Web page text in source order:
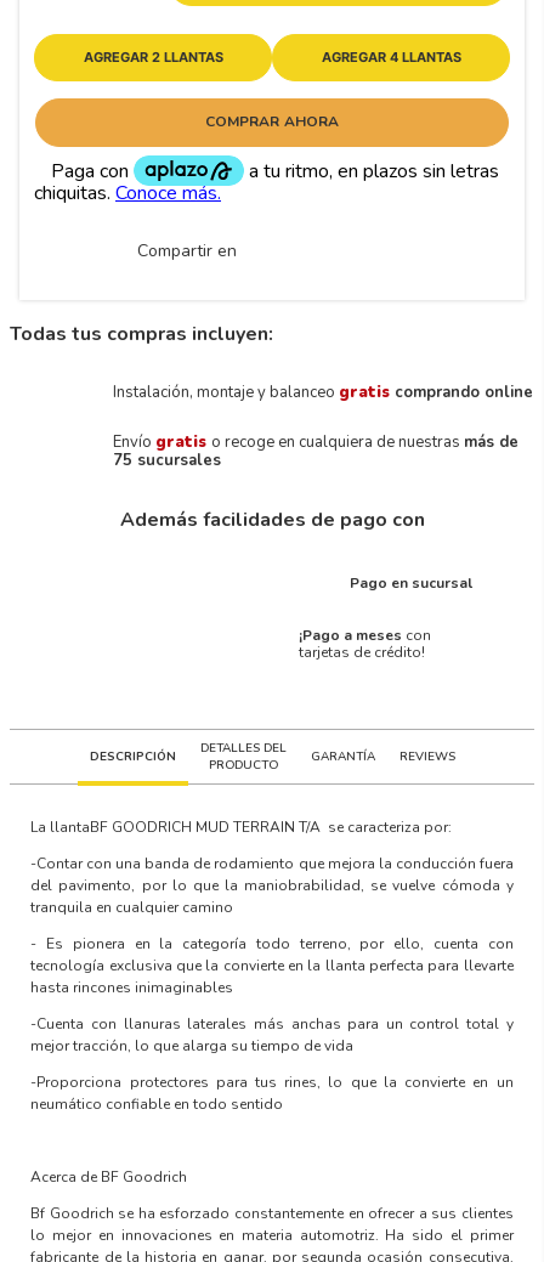
AGREGAR 2 LLANTAS AGREGAR 4 LLANTAS
COMPRAR AHORA
Compartir en
Todas tus compras incluyen:
Instalación, montaje y balanceo gratis comprando online
Envío gratis o recoge en cualquiera de nuestras más de
75 sucursales
Además facilidades de pago con
Pago en sucursal
¡Pago a meses con
tarjetas de crédito!
DESCRIPCIÓN
DETALLES DEL
PRODUCTO
GARANTÍA REVIEWS
La llantaBF GOODRICH MUD TERRAIN T/A se caracteriza por:
-Contar con una banda de rodamiento que mejora la conducción fuera
del pavimento, por lo que la maniobrabilidad, se vuelve cómoda y
tranquila en cualquier camino
- Es pionera en la categoría todo terreno, por ello, cuenta con
tecnología exclusiva que la convierte en la llanta perfecta para llevarte
hasta rincones inimaginables
-Cuenta con llanuras laterales más anchas para un control total y
mejor tracción, lo que alarga su tiempo de vida
-Proporciona protectores para tus rines, lo que la convierte en un
neumático confiable en todo sentido
Acerca de BF Goodrich
Bf Goodrich se ha esforzado constantemente en ofrecer a sus clientes
lo mejor en innovaciones en materia automotriz. Ha sido el primer
fabricante de la historia en ganar, por segunda ocasión consecutiva,